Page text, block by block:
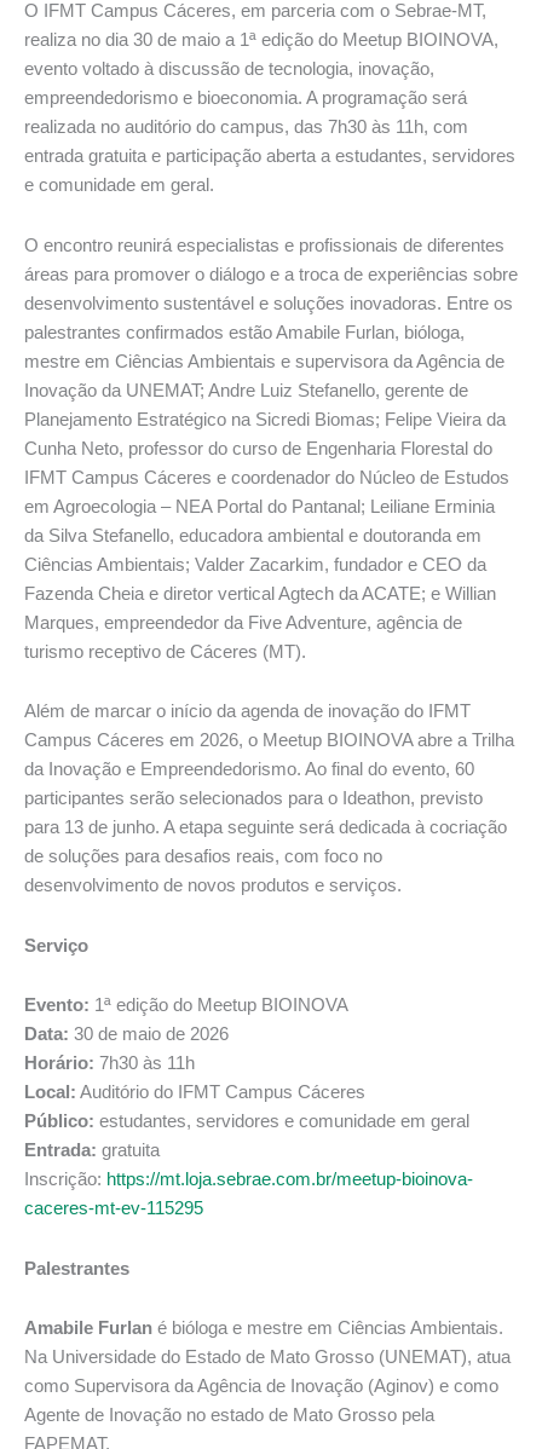
O IFMT Campus Cáceres, em parceria com o Sebrae-MT,
realiza no dia 30 de maio a 1ª edição do Meetup BIOINOVA,
evento voltado à discussão de tecnologia, inovação,
empreendedorismo e bioeconomia. A programação será
realizada no auditório do campus, das 7h30 às 11h, com
entrada gratuita e participação aberta a estudantes, servidores
e comunidade em geral.
O encontro reunirá especialistas e profissionais de diferentes
áreas para promover o diálogo e a troca de experiências sobre
desenvolvimento sustentável e soluções inovadoras. Entre os
palestrantes confirmados estão Amabile Furlan, bióloga,
mestre em Ciências Ambientais e supervisora da Agência de
Inovação da UNEMAT; Andre Luiz Stefanello, gerente de
Planejamento Estratégico na Sicredi Biomas; Felipe Vieira da
Cunha Neto, professor do curso de Engenharia Florestal do
IFMT Campus Cáceres e coordenador do Núcleo de Estudos
em Agroecologia – NEA Portal do Pantanal; Leiliane Erminia
da Silva Stefanello, educadora ambiental e doutoranda em
Ciências Ambientais; Valder Zacarkim, fundador e CEO da
Fazenda Cheia e diretor vertical Agtech da ACATE; e Willian
Marques, empreendedor da Five Adventure, agência de
turismo receptivo de Cáceres (MT).
Além de marcar o início da agenda de inovação do IFMT
Campus Cáceres em 2026, o Meetup BIOINOVA abre a Trilha
da Inovação e Empreendedorismo. Ao final do evento, 60
participantes serão selecionados para o Ideathon, previsto
para 13 de junho. A etapa seguinte será dedicada à cocriação
de soluções para desafios reais, com foco no
desenvolvimento de novos produtos e serviços.
Serviço
Evento: 1ª edição do Meetup BIOINOVA
Data: 30 de maio de 2026
Horário: 7h30 às 11h
Local: Auditório do IFMT Campus Cáceres
Público: estudantes, servidores e comunidade em geral
Entrada: gratuita
Inscrição: https://mt.loja.sebrae.com.br/meetup-bioinova-
caceres-mt-ev-115295
Palestrantes
Amabile Furlan é bióloga e mestre em Ciências Ambientais.
Na Universidade do Estado de Mato Grosso (UNEMAT), atua
como Supervisora da Agência de Inovação (Aginov) e como
Agente de Inovação no estado de Mato Grosso pela
FAPEMAT.